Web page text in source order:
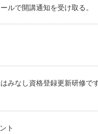
ルで開講通知を受け取る。
みなし資格登録更新研修です
ト